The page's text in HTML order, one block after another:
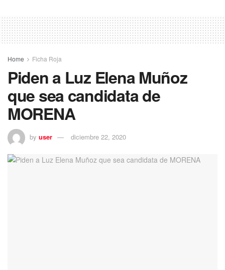
Home Ficha Roja
Piden a Luz Elena Muñoz
que sea candidata de
MORENA
by user diciembre 22, 2020